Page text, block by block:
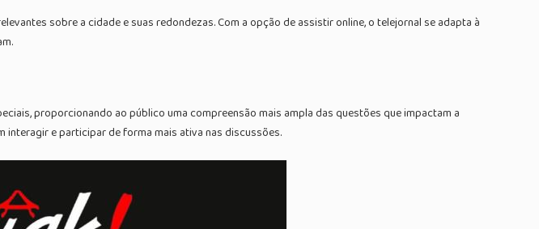
sobre a cidade e suas redondezas. Com a opção de assistir online, o telejornal se adapta à
proporcionando ao público uma compreensão mais ampla das questões que impactam a
e participar de forma mais ativa nas discussões.